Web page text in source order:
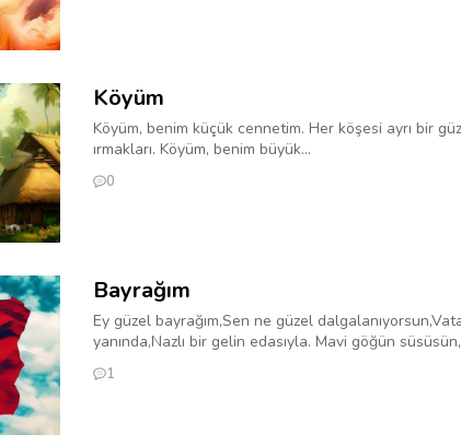
Köyüm
Köyüm, benim küçük cennetim. Her köşesi ayrı bir
ırmakları. Köyüm, benim büyük...
0
Bayrağım
Ey güzel bayrağım,Sen ne güzel
yanında,Nazlı bir gelin edasıyla. Mavi göğün
1